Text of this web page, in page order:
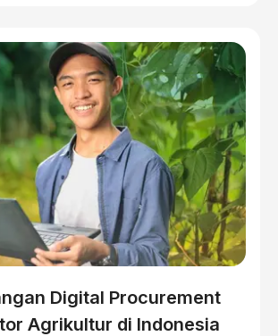
Digital Procurement
Agrikultur di Indonesia